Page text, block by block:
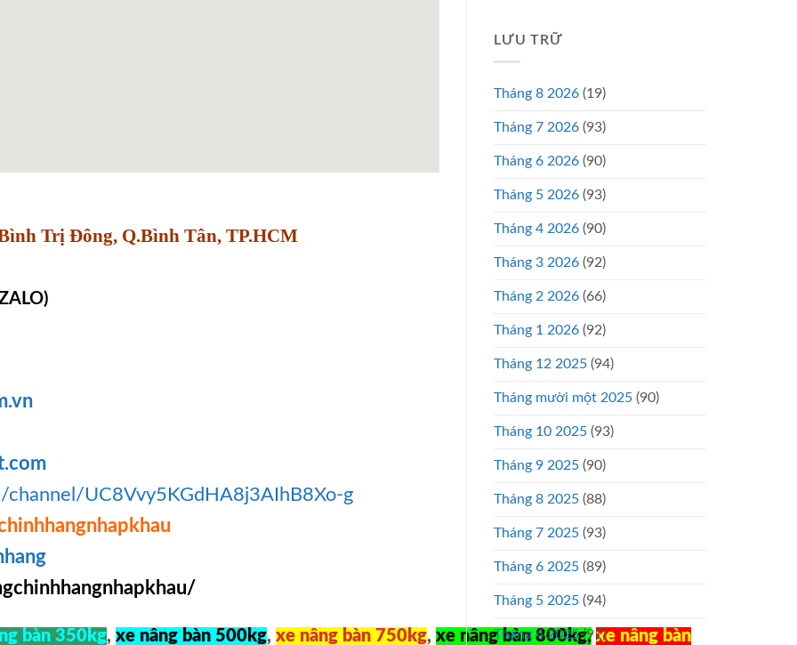
Trị Đông, Q.Bình Tân, TP.HCM
UC8Vvy5KGdHA8j3AIhB8Xo-g
bàn 350kg, xe nâng bàn 500kg, xe nâng bàn 750kg, xe nâng bàn 800kg, xe nâng bàn
LƯU TRỮ
Tháng 8 2026 (19)
Tháng 7 2026 (93)
Tháng 6 2026 (90)
Tháng 5 2026 (93)
Tháng 4 2026 (90)
Tháng 3 2026 (92)
Tháng 2 2026 (66)
Tháng 1 2026 (92)
Tháng 12 2025 (94)
Tháng mười một 2025 (90)
Tháng 10 2025 (93)
Tháng 9 2025 (90)
Tháng 8 2025 (88)
Tháng 7 2025 (93)
Tháng 6 2025 (89)
Tháng 5 2025 (94)
Tháng 4 2025(91)